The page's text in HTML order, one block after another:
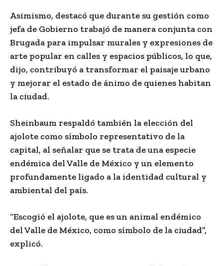
Asimismo, destacó que durante su gestión como
jefa de Gobierno trabajó de manera conjunta con
Brugada para impulsar murales y expresiones de
arte popular en calles y espacios públicos, lo que,
dijo, contribuyó a transformar el paisaje urbano
y mejorar el estado de ánimo de quienes habitan
la ciudad.
Sheinbaum respaldó también la elección del
ajolote como símbolo representativo de la
capital, al señalar que se trata de una especie
endémica del Valle de México y un elemento
profundamente ligado a la identidad cultural y
ambiental del país.
“Escogió el ajolote, que es un animal endémico
del Valle de México, como símbolo de la ciudad”,
explicó.